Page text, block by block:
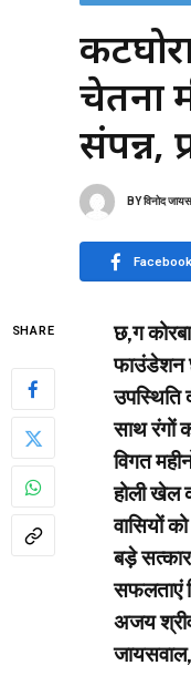
चेतना
संपन्न,
BYविनोद
Facebook
SHARE
छ,ग
फाउंडेशन
उपस्थिति
साथ रंगों
विगत
होली खेल
वासियों
बड़े
सफलताएं
अजय